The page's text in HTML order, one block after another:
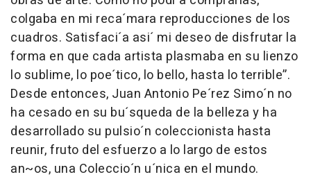
colgaba en mi reca´mara reproducciones de los
cuadros. Satisfaci´a asi´ mi deseo de disfrutar la
forma en que cada artista plasmaba en su lienzo
lo sublime, lo poe´tico, lo bello, hasta lo terrible”.
Desde entonces, Juan Antonio Pe´rez Simo´n no
ha cesado en su bu´squeda de la belleza y ha
desarrollado su pulsio´n coleccionista hasta
reunir, fruto del esfuerzo a lo largo de estos
an~os, una Coleccio´n u´nica en el mundo.